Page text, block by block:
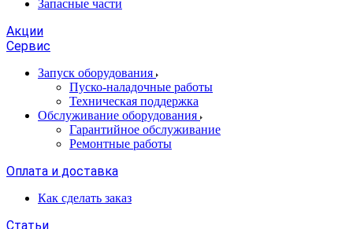
Запасные части
Акции
Сервис
Запуск оборудования
Пуско-наладочные работы
Техническая поддержка
Обслуживание оборудования
Гарантийное обслуживание
Ремонтные работы
Оплата и доставка
Как сделать заказ
Статьи